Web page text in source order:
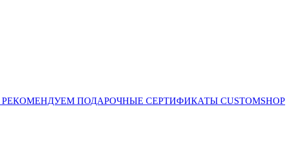
РЕКОМЕНДУЕМ ПОДАРОЧНЫЕ СЕРТИФИКАТЫ CUSTOMSHOP